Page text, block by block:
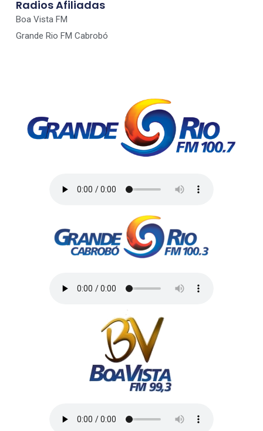
Radios Afiliadas
Boa Vista FM
Grande Rio FM Cabrobó